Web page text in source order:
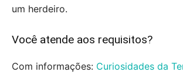
um herdeiro.
Você atende aos requisitos?
Com informações: Curiosidades da